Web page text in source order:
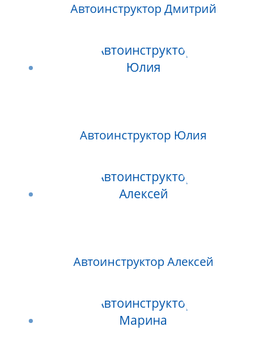
Автоинструктор Дмитрий
Автоинструктор Юлия
Автоинструктор Алексей